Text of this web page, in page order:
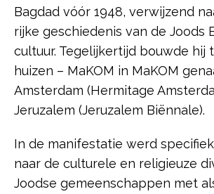
Bagdad vóór 1948, verwijzend
rijke geschiedenis van de Joods
cultuur. Tegelijkertijd bouwde hij
huizen – MaKOM in MaKOM
Amsterdam (Hermitage
Jeruzalem (Jeruzalem Biënnale).
In de manifestatie werd
naar de culturele en religieuze
Joodse gemeenschappen met